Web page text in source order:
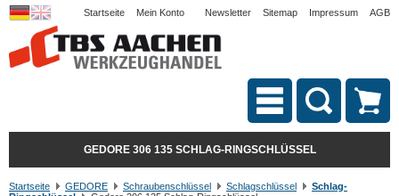
Startseite Mein Konto Newsletter Sitemap Impressum AGB
GEDORE 306 135 SCHLAG-RINGSCHLÜSSEL
Startseite GEDORE Schraubenschlüssel Schlagschlüssel
Schlag-